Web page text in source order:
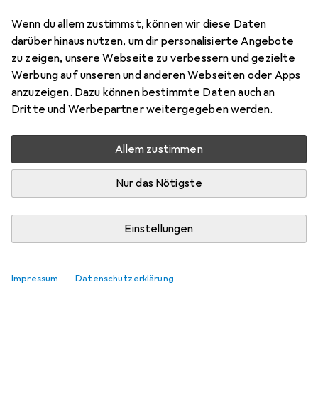
Wenn du allem zustimmst, können wir diese Daten
darüber hinaus nutzen, um dir personalisierte Angebote
zu zeigen, unsere Webseite zu verbessern und gezielte
Werbung auf unseren und anderen Webseiten oder Apps
anzuzeigen. Dazu können bestimmte Daten auch an
Dritte und Werbepartner weitergegeben werden.
Allem zustimmen
Nur das Nötigste
Einstellungen
Impressum Datenschutzerklärung